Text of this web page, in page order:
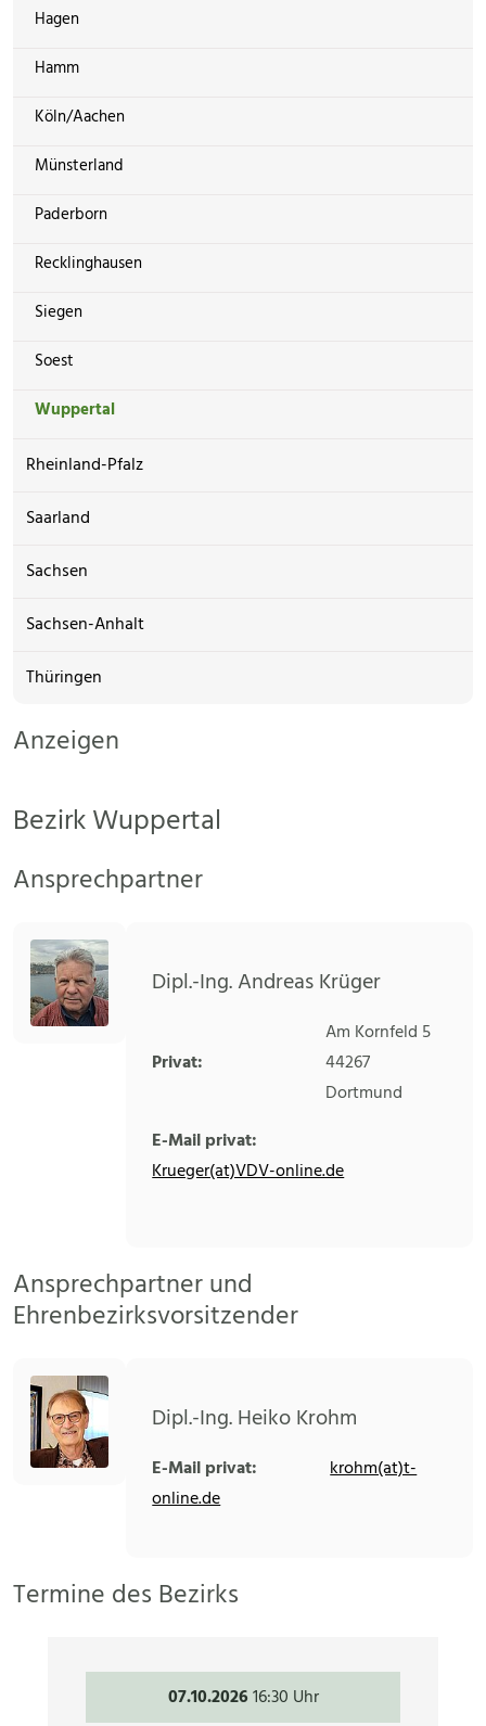
Hagen
Hamm
Köln/Aachen
Münsterland
Paderborn
Recklinghausen
Siegen
Soest
Wuppertal
Rheinland-Pfalz
Saarland
Sachsen
Sachsen-Anhalt
Thüringen
Anzeigen
Bezirk Wuppertal
Ansprechpartner
Dipl.-Ing. Andreas Krüger
Privat:
Am Kornfeld 5
44267
Dortmund
E-Mail privat:
Krueger(at)VDV-online.de
Ansprechpartner und
Ehrenbezirksvorsitzender
Dipl.-Ing. Heiko Krohm
E-Mail privat:
krohm(at)t-
online.de
Termine des Bezirks
07.10.202616:30 Uhr